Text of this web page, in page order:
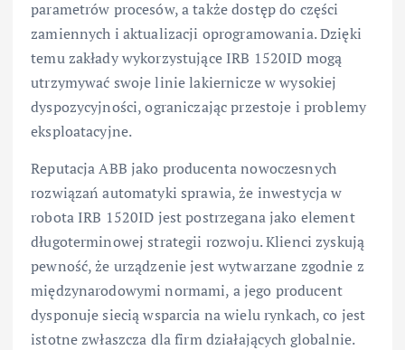
parametrów procesów, a także dostęp do części
zamiennych i aktualizacji oprogramowania. Dzięki
temu zakłady wykorzystujące IRB 1520ID mogą
utrzymywać swoje linie lakiernicze w wysokiej
dyspozycyjności, ograniczając przestoje i problemy
eksploatacyjne.
Reputacja ABB jako producenta nowoczesnych
rozwiązań automatyki sprawia, że inwestycja w
robota IRB 1520ID jest postrzegana jako element
długoterminowej strategii rozwoju. Klienci zyskują
pewność, że urządzenie jest wytwarzane zgodnie z
międzynarodowymi normami, a jego producent
dysponuje siecią wsparcia na wielu rynkach, co jest
istotne zwłaszcza dla firm działających globalnie.